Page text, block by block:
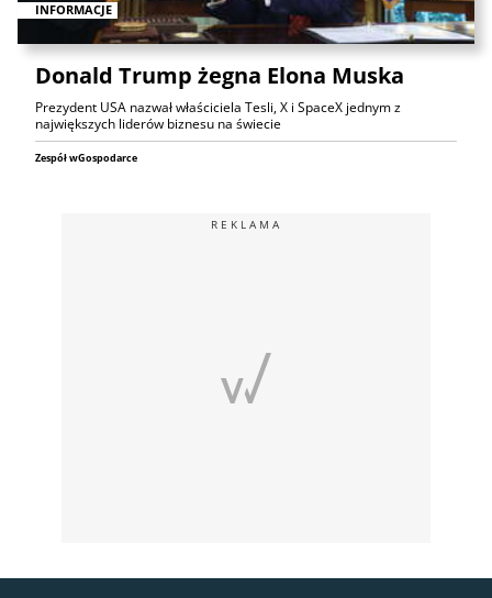
INFORMACJE
Donald Trump żegna Elona Muska
Prezydent USA nazwał właściciela Tesli, X i SpaceX jednym z
największych liderów biznesu na świecie
Zespół wGospodarce
REKLAMA